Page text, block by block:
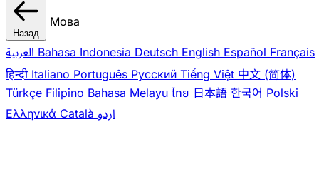
Назад
Мова
Bahasa Indonesia Deutsch English Español Français
हिन्दी Italiano Português Pусский Tiếng Việt 中文 (简体)
Türkçe Filipino Bahasa Melayu ไทย 日本語 한국어 Polski
Ελληνικά Català اردو